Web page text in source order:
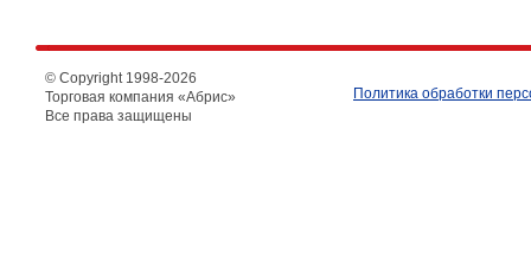
© Copyright 1998-2026
Торговая компания «Абрис»
Все права защищены
Политика обработки